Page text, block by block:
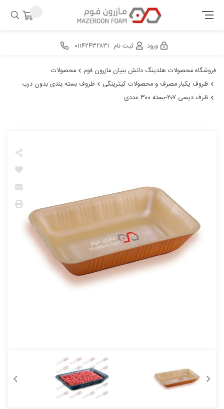
ورود ثبت نام ۰۱۱۴۲۴۳۲۸۳۱
فروشگاه محصولات هلدینگ دانش بنیان مازرون فوم
محصولات
ظروف یکبار مصرف و محصولات کیترینگی
ظروف بسته بندی بدون درب
ظرف دیسی ۲۰۷-بسته ۳۰۰ عددی